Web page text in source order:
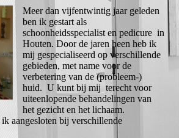
Meer dan vijfentwintig jaar geleden
ben ik gestart als
schoonheidsspecialist en pedicure in
Houten. Door de jaren heen heb ik
mij gespecialiseerd op verschillende
gebieden, met name voor de
verbetering van de (probleem-)
huid. U kunt bij mij terecht voor
uiteenlopende behandelingen van
het gezicht en het lichaam.
aangesloten bij verschillende